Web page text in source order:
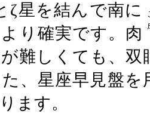
ζ星を結んで南に
り確実です。肉
難しくても、
、星座早見盤
ます。